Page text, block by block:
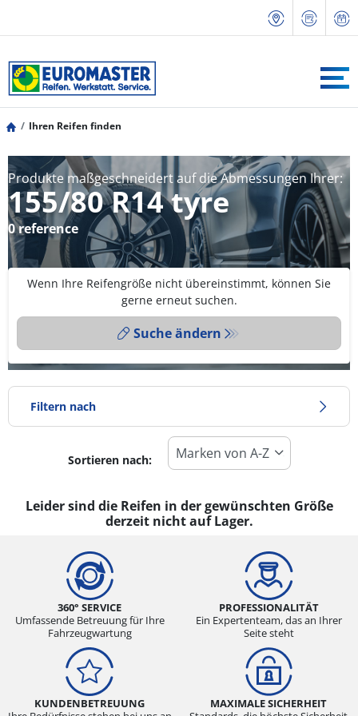
Ihren Reifen finden
Produkte maßgeschneidert auf die Abmessungen Ihrer:
155/80 R14 tyre
0 reference
Wenn Ihre Reifengröße nicht übereinstimmt, können Sie
gerne erneut suchen.
Suche ändern
Filtern nach
Reifentyp
Alle Arten (0)
Winter (0)
Sommer (0)
Ganzjahresreifen (0)
Fahrzeugmodell
Alle Arten (0)
Pkw (0)
Sortieren nach:
Leider sind die Reifen in der gewünschten Größe
derzeit nicht auf Lager.
360° SERVICE
Umfassende Betreuung für Ihre
Fahrzeugwartung
PROFESSIONALITÄT
Ein Expertenteam, das an Ihrer
Seite steht
KUNDENBETREUUNG
MAXIMALE SICHERHEIT